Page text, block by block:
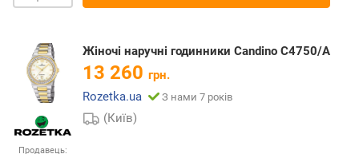
Продавець:
Жіночі наручні годинники Candino C4750/A
13 260 грн.
Rozetka.ua
З нами 7 років
(Київ)